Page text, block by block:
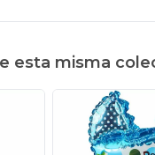
esta misma